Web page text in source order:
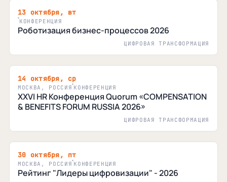
13 октября, вт
КОНФЕРЕНЦИЯ
Роботизация бизнес-процессов 2026
ЦИФРОВАЯ ТРАНСФОРМАЦИЯ
14 октября, ср
МОСКВА, РОССИЯ КОНФЕРЕНЦИЯ
XXVI HR Конференция Quorum «COMPENSATION
& BENEFITS FORUM RUSSIA 2026»
ЦИФРОВАЯ ТРАНСФОРМАЦИЯ
30 октября, пт
МОСКВА, РОССИЯ КОНФЕРЕНЦИЯ
Рейтинг "Лидеры цифровизации" - 2026